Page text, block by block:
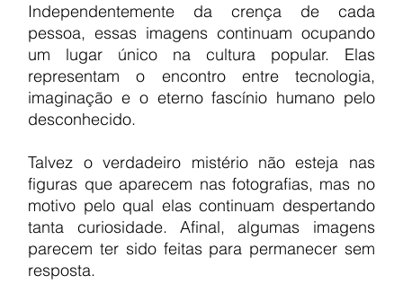
Independentemente da crença de cada
pessoa, essas imagens continuam ocupando
um lugar único na cultura popular. Elas
representam o encontro entre tecnologia,
imaginação e o eterno fascínio humano pelo
desconhecido.
Talvez o verdadeiro mistério não esteja nas
figuras que aparecem nas fotografias, mas no
motivo pelo qual elas continuam despertando
tanta curiosidade. Afinal, algumas imagens
parecem ter sido feitas para permanecer sem
resposta.